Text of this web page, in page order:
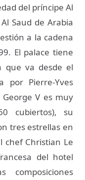
del príncipe Al
Saud de Arabia
a la cadena
El palace tiene
que va desde el
por Pierre-Yves
George V es muy
cubiertos), su
tres estrellas en
chef Christian Le
del hotel
composiciones